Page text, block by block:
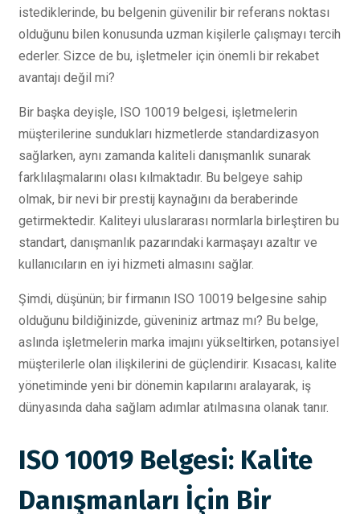
istediklerinde, bu belgenin güvenilir bir referans noktası
olduğunu bilen konusunda uzman kişilerle çalışmayı tercih
ederler. Sizce de bu, işletmeler için önemli bir rekabet
avantajı değil mi?
Bir başka deyişle, ISO 10019 belgesi, işletmelerin
müşterilerine sundukları hizmetlerde standardizasyon
sağlarken, aynı zamanda kaliteli danışmanlık sunarak
farklılaşmalarını olası kılmaktadır. Bu belgeye sahip
olmak, bir nevi bir prestij kaynağını da beraberinde
getirmektedir. Kaliteyi uluslararası normlarla birleştiren bu
standart, danışmanlık pazarındaki karmaşayı azaltır ve
kullanıcıların en iyi hizmeti almasını sağlar.
Şimdi, düşünün; bir firmanın ISO 10019 belgesine sahip
olduğunu bildiğinizde, güveniniz artmaz mı? Bu belge,
aslında işletmelerin marka imajını yükseltirken, potansiyel
müşterilerle olan ilişkilerini de güçlendirir. Kısacası, kalite
yönetiminde yeni bir dönemin kapılarını aralayarak, iş
dünyasında daha sağlam adımlar atılmasına olanak tanır.
ISO 10019 Belgesi: Kalite
Danışmanları İçin Bir